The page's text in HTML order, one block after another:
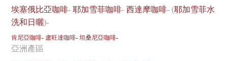
埃塞俄比亞咖啡-耶加雪菲咖啡-西達摩咖啡- (耶加雪菲水
洗和日曬)-
肯尼亞咖啡- 盧旺達咖啡-坦桑尼亞咖啡-
亞洲產區